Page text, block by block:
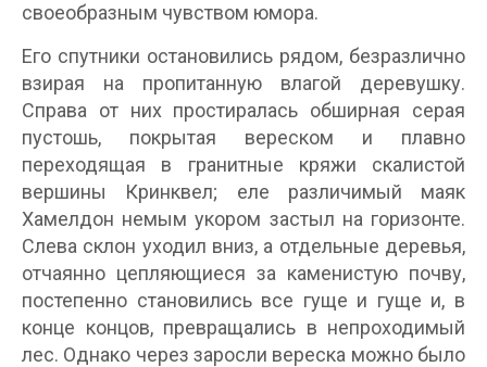
своеобразным чувством юмора.
Его спутники остановились рядом, безразлично
взирая на пропитанную влагой деревушку.
Справа от них простиралась обширная серая
пустошь, покрытая вереском и плавно
переходящая в гранитные кряжи скалистой
вершины Кринквел; еле различимый маяк
Хамелдон немым укором застыл на горизонте.
Слева склон уходил вниз, а отдельные деревья,
отчаянно цепляющиеся за каменистую почву,
постепенно становились все гуще и гуще и, в
конце концов, превращались в непроходимый
лес. Однако через заросли вереска можно было